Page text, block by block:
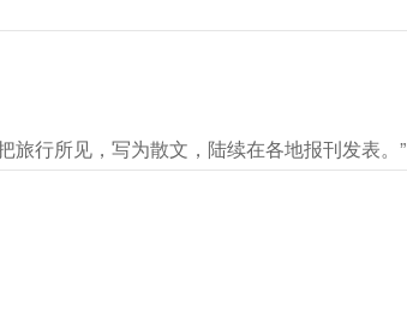
旅行所见，写为散文，陆续在各地报刊发表。”